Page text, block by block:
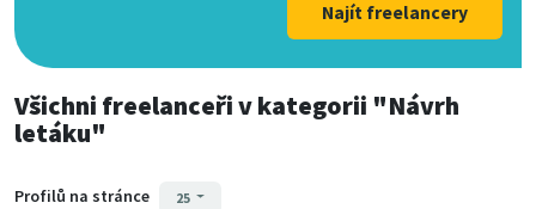
Najít freelancery
Všichni freelanceřiv kategorii "Návrh
letáku"
Profilů na stránce 25